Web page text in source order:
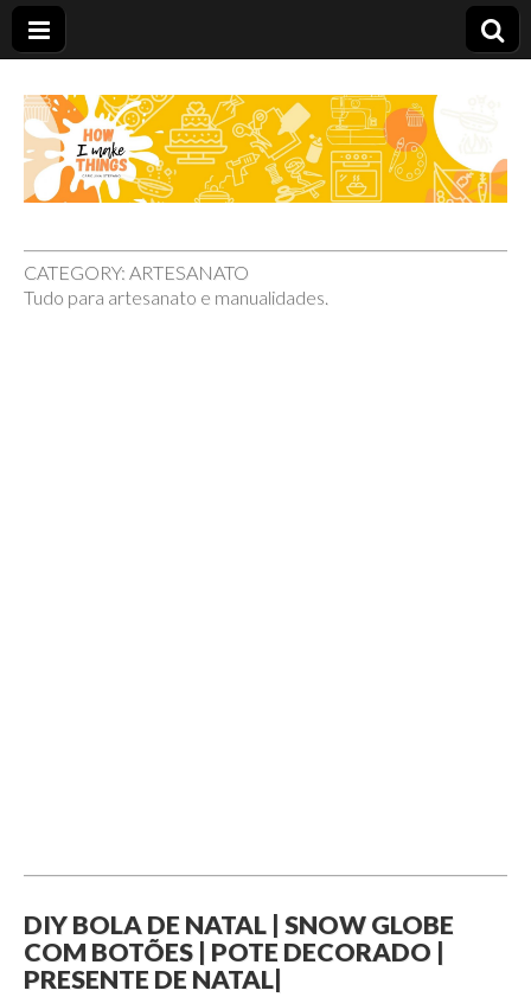
Carolina Stefano
CATEGORY: ARTESANATO
Tudo para artesanato e manualidades.
DIY BOLA DE NATAL | SNOW GLOBE
COM BOTÕES | POTE DECORADO |
PRESENTE DE NATAL|